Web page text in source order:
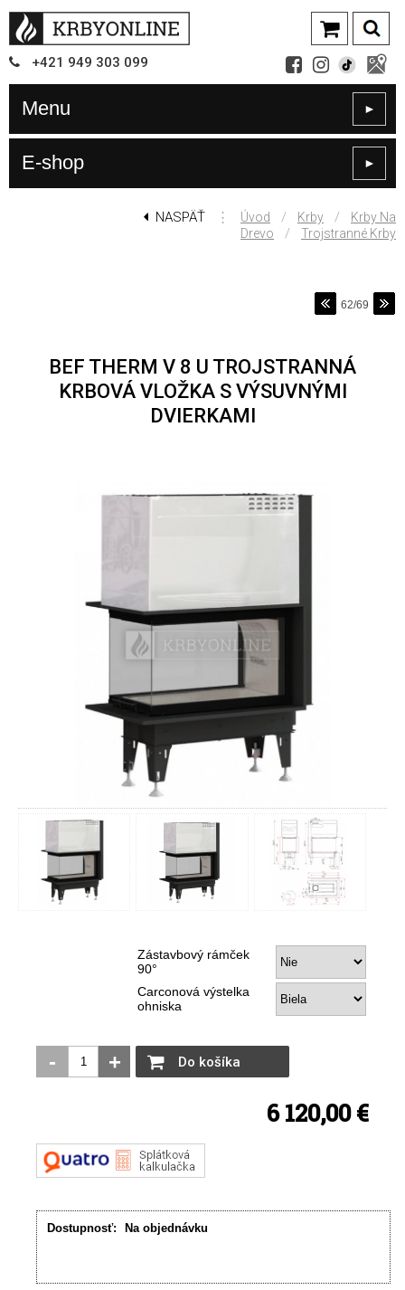
+421 949 303 099
Menu ►
E-shop ►
NASPÄŤ ⋮ Úvod / Krby /
Krby Na
Drevo
/ Trojstranné Krby
62/69
BEF THERM V 8 U TROJSTRANNÁ
KRBOVÁ VLOŽKA S VÝSUVNÝMI
DVIERKAMI
Zástavbový rámček
90°
Carconová výstelka
ohniska
- + Do košíka
6 120,00 €
Dostupnosť: Na objednávku